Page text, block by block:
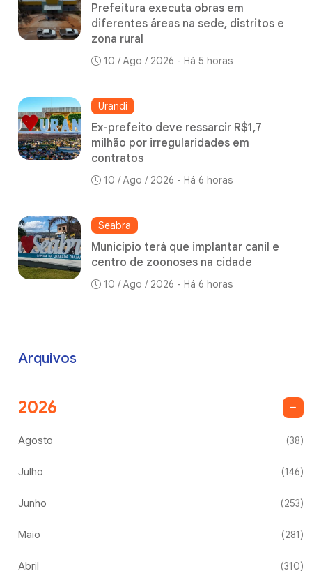
Prefeitura executa obras em
diferentes áreas na sede, distritos e
zona rural
10 / Ago / 2026 - Há 5 horas
Urandi
Ex-prefeito deve ressarcir R$1,7
milhão por irregularidades em
contratos
10 / Ago / 2026 - Há 6 horas
Seabra
Município terá que implantar canil e
centro de zoonoses na cidade
10 / Ago / 2026 - Há 6 horas
Arquivos
2026
Agosto (38)
Julho (146)
Junho (253)
Maio (281)
Abril (310)